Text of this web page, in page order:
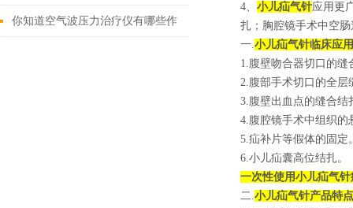
绍
你知道空气波压力治疗仪有哪些作
4、 小儿疝气针应用更
扎；胸腔镜手术中空
一.小儿疝气针临床应用
1.腹壁吻合器切口的
2.腹部手术切口的全层
3.腹壁出血点的缝合结
4.腹腔镜手术中组织的
5.疝补片等假体的固定
6.小儿疝囊高位结扎。
一次性使用小儿疝气针
二.小儿疝气针产品特点